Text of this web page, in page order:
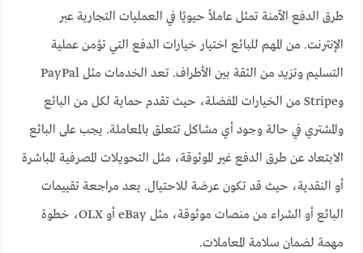
طرق الدفع الآمنة تمثل عاملاً حيويًا في العمليات التجارية عبر
الإنترنت. من المهم للبائع اختيار خيارات الدفع التي تؤمن عملية
التسليم وتزيد من الثقة بين الأطراف. تعد الخدمات مثل PayPal
وStripe من الخيارات المفضلة، حيث تقدم حماية لكل من البائع
والمشتري في حالة وجود أي مشاكل تتعلق بالمعاملة. يجب على البائع
الابتعاد عن طرق الدفع غير الموثوقة، مثل التحويلات المصرفية المباشرة
أو النقدية، حيث قد تكون عرضة للاحتيال. يعد مراجعة تقييمات
البائع أو الشراء من منصات موثوقة، مثل eBay أو OLX، خطوة
مهمة لضمان سلامة المعاملات.